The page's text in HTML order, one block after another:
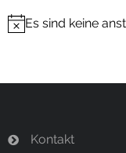
Publikationen
H
i
Es sind keine
Kontakt